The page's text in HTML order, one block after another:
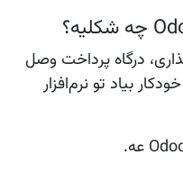
درگاه پرداخت وصل
بیاد تو نرم‌افزار